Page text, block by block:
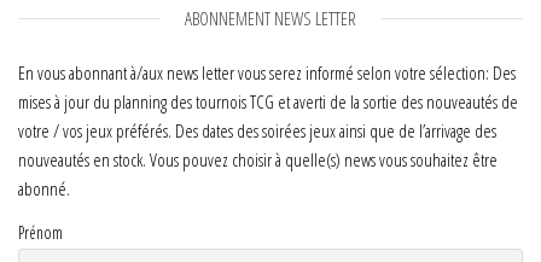
ABONNEMENT NEWS LETTER
En vous abonnant à/aux news letter vous serez informé selon votre sélection: Des
mises à jour du planning des tournois TCG et averti de la sortie des nouveautés de
votre / vos jeux préférés. Des dates des soirées jeux ainsi que de l’arrivage des
nouveautés en stock. Vous pouvez choisir à quelle(s) news vous souhaitez être
abonné.
Prénom